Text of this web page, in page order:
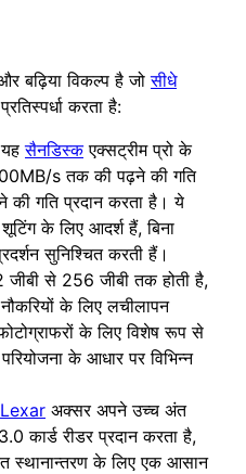
बढ़िया विकल्प है जोसीधे
करता है:
सैनडिस्कएक्सट्रीम प्रो के
s तक की पढ़ने की गति
गति प्रदान करता है। ये
के लिए आदर्श हैं, बिना
सुनिश्चित करती हैं।
जीबी से 256 जीबी तक होती है,
के लिए लचीलापन
के लिए विशेष रूप से
के आधार पर विभिन्न
Lexar अक्सर अपने उच्च अंत
कार्ड रीडर प्रदान करता है,
स्थानान्तरण के लिए एक आसान